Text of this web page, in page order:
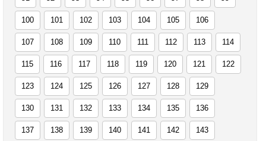
100 101 102 103 104 105 106
107 108 109 110 111 112 113 114
115 116 117 118 119 120 121 122
123 124 125 126 127 128 129
130 131 132 133 134 135 136
137 138 139 140 141 142 143